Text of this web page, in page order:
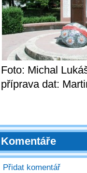
Foto: Michal
příprava dat:
Komentáře
Přidat komentář